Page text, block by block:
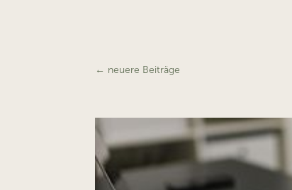
← neuere Beiträge